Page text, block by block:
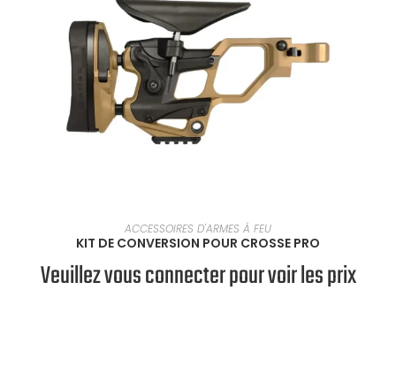
SÉLECTIONNER UNE OPTION
ACCESSOIRES D'ARMES À FEU
KIT DE CONVERSION POUR CROSSE PRO
Veuillez vous connecter pour voir les prix